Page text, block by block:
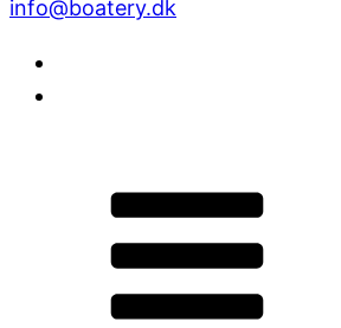
info@boatery.dk